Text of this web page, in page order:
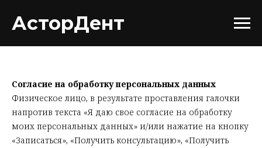
АсторДент
Согласие на обработку персональных данных
Физическое лицо, в результате проставления галочки
напротив текста «Я даю свое согласие на обработку
моих персональных данных» и/или нажатие на кнопку
«Записаться», «Получить консультацию», «Получить